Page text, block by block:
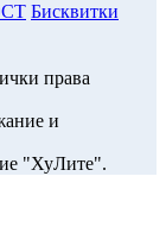
Бисквитки
права
и
"ХуЛите".